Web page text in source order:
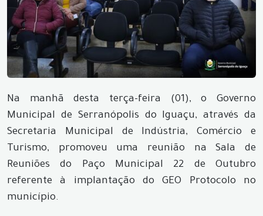
Na manhã desta terça-feira (01), o Governo
Municipal de Serranópolis do Iguaçu, através da
Secretaria Municipal de Indústria, Comércio e
Turismo, promoveu uma reunião na Sala de
Reuniões do Paço Municipal 22 de Outubro
referente à implantação do GEO Protocolo no
município.